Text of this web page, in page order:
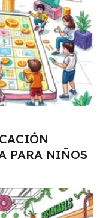
PARA NIÑOS